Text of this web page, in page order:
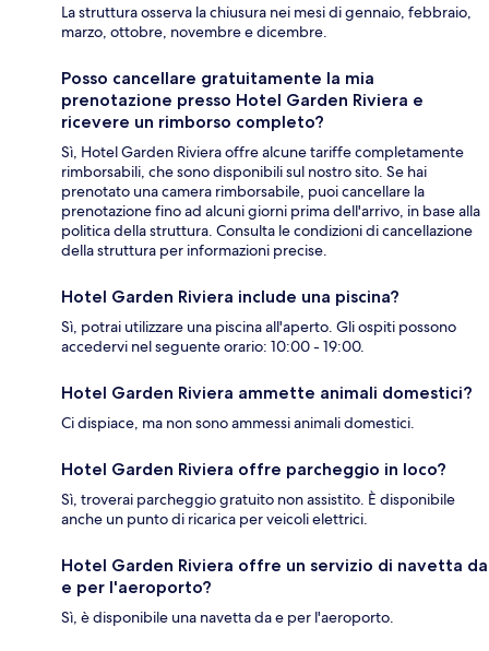
La struttura osserva la chiusura nei mesi di gennaio, febbraio,
marzo, ottobre, novembre e dicembre.
Posso cancellare gratuitamente la mia
prenotazione presso Hotel Garden Riviera e
ricevere un rimborso completo?
Sì, Hotel Garden Riviera offre alcune tariffe completamente
rimborsabili, che sono disponibili sul nostro sito. Se hai
prenotato una camera rimborsabile, puoi cancellare la
prenotazione fino ad alcuni giorni prima dell'arrivo, in base alla
politica della struttura. Consulta le condizioni di cancellazione
della struttura per informazioni precise.
Hotel Garden Riviera include una piscina?
Sì, potrai utilizzare una piscina all'aperto. Gli ospiti possono
accedervi nel seguente orario: 10:00 - 19:00.
Hotel Garden Riviera ammette animali domestici?
Ci dispiace, ma non sono ammessi animali domestici.
Hotel Garden Riviera offre parcheggio in loco?
Sì, troverai parcheggio gratuito non assistito. È disponibile
anche un punto di ricarica per veicoli elettrici.
Hotel Garden Riviera offre un servizio di navetta da
e per l'aeroporto?
Sì, è disponibile una navetta da e per l'aeroporto.